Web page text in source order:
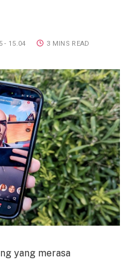
- 15.04 3 MINS READ
yang merasa